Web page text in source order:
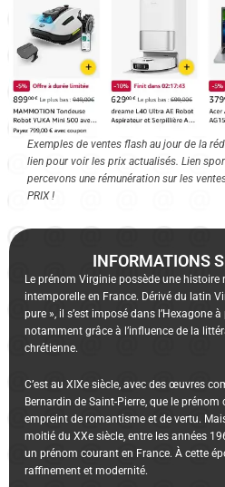
Exemples de ventes flash au jour de la
lien pour voir les prix actualisés. Lien
percevons une rémunération sur les
PRIX !
INFORMATIONS
Le prénom Virginie possède une histoire
intemporelle en France. Dérivé du latin
pure », il s’est imposé dans l’Hexagone
notamment grâce à l’influence de la
chrétienne.
C’est au XIXe siècle, avec des œuvres
Bernardin de Saint-Pierre, que le
empreint de romantisme et de vertu.
moitié du XXe siècle, entre les années
un prénom courant en France. À cette
raffinement et modernité.